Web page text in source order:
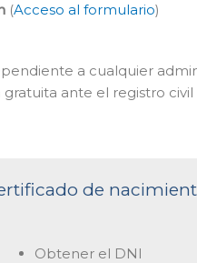
(Acceso al formulario)
a cualquier
ante el registro
de
Obtener el DNI